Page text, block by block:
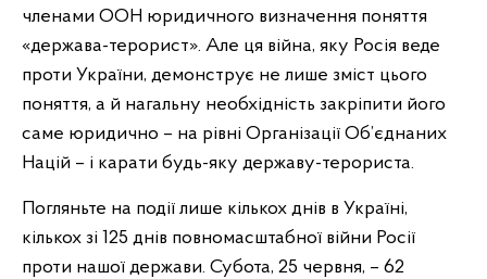
членами ООН юридичного визначення поняття
«держава-терорист». Але ця війна, яку Росія веде
проти України, демонструє не лише зміст цього
поняття, а й нагальну необхідність закріпити його
саме юридично – на рівні Організації Об’єднаних
Націй – і карати будь-яку державу-терориста.
Погляньте на події лише кількох днів в Україні,
кількох зі 125 днів повномасштабної війни Росії
проти нашої держави. Субота, 25 червня, – 62